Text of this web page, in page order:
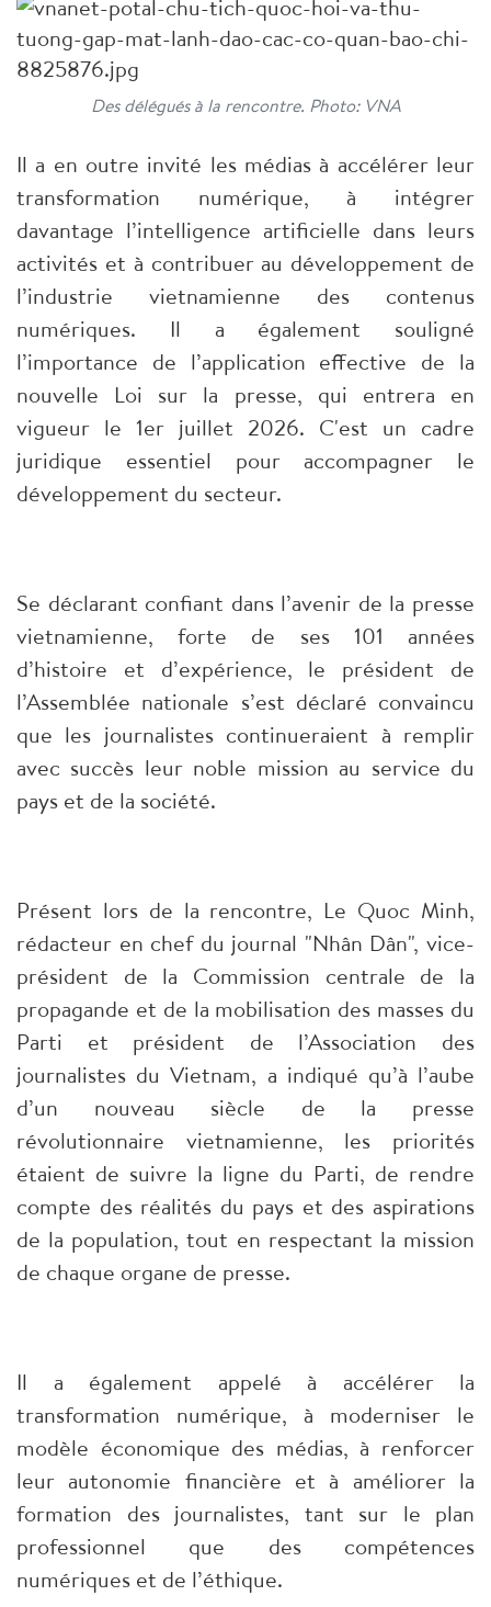
Des délégués à la rencontre. Photo: VNA
Il a en outre invité les médias à accélérer leur
transformation numérique, à intégrer
davantage l’intelligence artificielle dans leurs
activités et à contribuer au développement de
l’industrie vietnamienne des contenus
numériques. Il a également souligné
l’importance de l’application effective de la
nouvelle Loi sur la presse, qui entrera en
vigueur le 1er juillet 2026. C'est un cadre
juridique essentiel pour accompagner le
développement du secteur.
Se déclarant confiant dans l’avenir de la presse
vietnamienne, forte de ses 101 années
d’histoire et d’expérience, le président de
l’Assemblée nationale s’est déclaré convaincu
que les journalistes continueraient à remplir
avec succès leur noble mission au service du
pays et de la société.
Présent lors de la rencontre, Le Quoc Minh,
rédacteur en chef du journal "Nhân Dân", vice-
président de la Commission centrale de la
propagande et de la mobilisation des masses du
Parti et président de l’Association des
journalistes du Vietnam, a indiqué qu’à l’aube
d’un nouveau siècle de la presse
révolutionnaire vietnamienne, les priorités
étaient de suivre la ligne du Parti, de rendre
compte des réalités du pays et des aspirations
de la population, tout en respectant la mission
de chaque organe de presse.
Il a également appelé à accélérer la
transformation numérique, à moderniser le
modèle économique des médias, à renforcer
leur autonomie financière et à améliorer la
formation des journalistes, tant sur le plan
professionnel que des compétences
numériques et de l’éthique.